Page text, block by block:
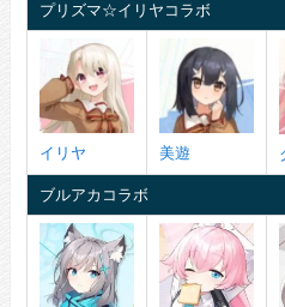
プリズマ☆イリヤコラボ
イリヤ 美遊
ブルアカコラボ